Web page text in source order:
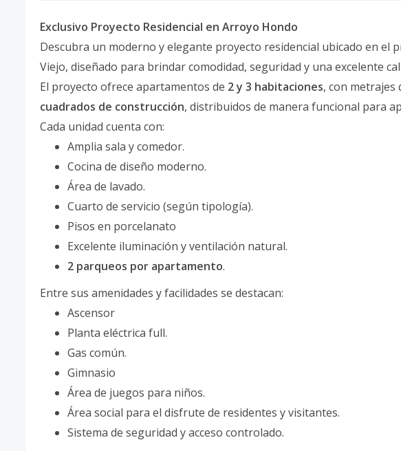
Exclusivo Proyecto Residencial en Arroyo Hondo
Descubra un moderno y elegante proyecto residencial ubicado en el
Viejo, diseñado para brindar comodidad, seguridad y una excelente
El proyecto ofrece apartamentos de 2 y 3 habitaciones, con metrajes
cuadrados de construcción, distribuidos de manera funcional para
Cada unidad cuenta con:
Amplia sala y comedor.
Cocina de diseño moderno.
Área de lavado.
Cuarto de servicio (según tipología).
Pisos en porcelanato
Excelente iluminación y ventilación natural.
2 parqueos por apartamento.
Entre sus amenidades y facilidades se destacan:
Ascensor
Planta eléctrica full.
Gas común.
Gimnasio
Área de juegos para niños.
Área social para el disfrute de residentes y visitantes.
Sistema de seguridad y acceso controlado.